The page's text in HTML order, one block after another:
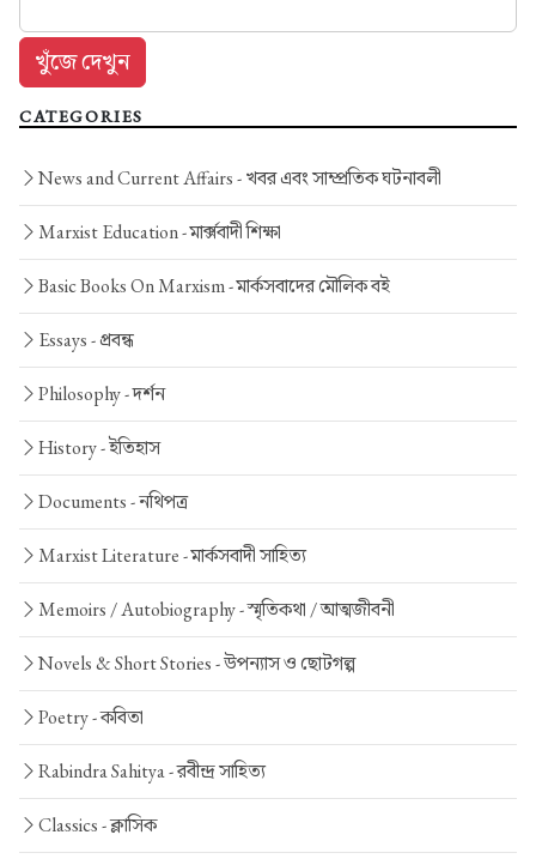
CATEGORIES
News and Current Affairs -খবর এবং সাম্প্রতিক ঘটনাবলী
Marxist Education -মার্ক্সবাদী শিক্ষা
Basic Books On Marxism -মার্কসবাদের মৌলিক বই
Essays -প্রবন্ধ
Philosophy -দর্শন
History -ইতিহাস
Documents -নথিপত্র
Marxist Literature -মার্কসবাদী সাহিত্য
Memoirs / Autobiography -স্মৃতিকথা / আত্মজীবনী
Novels & Short Stories -উপন্যাস ও ছোটগল্প
Poetry -কবিতা
Rabindra Sahitya -রবীন্দ্র সাহিত্য
Classics -ক্লাসিক